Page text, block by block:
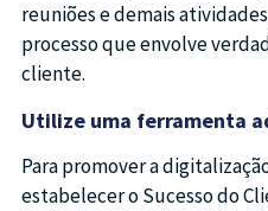
reuniões e demais
processo que envolve
cliente.
Utilize uma ferramenta
Para promover a
estabelecer o Sucesso do